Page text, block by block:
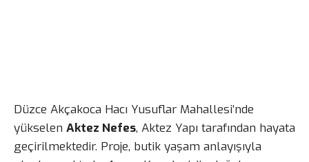
Düzce Akçakoca Hacı Yusuflar Mahallesi’nde
yükselen Aktez Nefes, Aktez Yapı tarafından hayata
geçirilmektedir. Proje, butik yaşam anlayışıyla